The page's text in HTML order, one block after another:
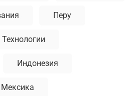
Перу
Технологии
Индонезия
Мексика